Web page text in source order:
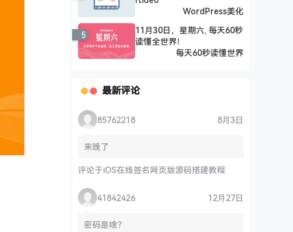
WordPress美化
5
11月30日，星期六, 每天60秒
读懂全世界！
每天60秒读懂世界
最新评论
85762218 8月3日
来晚了
评论于iOS在线签名网页版源码搭建教程
41842426 12月27日
密码是啥？